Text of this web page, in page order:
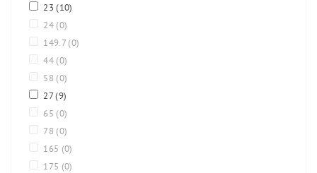
23(10)
24 (0)
149.7 (0)
44 (0)
58 (0)
27(9)
65 (0)
78 (0)
165 (0)
175 (0)